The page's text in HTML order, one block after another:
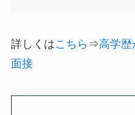
詳しくはこちら ⇒高学歴
面接